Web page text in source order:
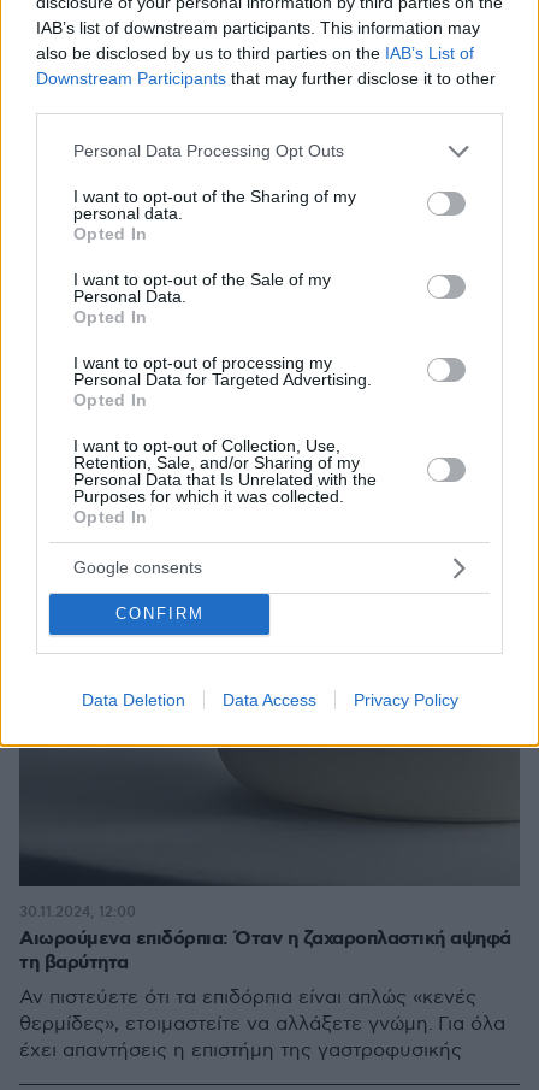
IAB’s list of downstream participants. This information may
also be disclosed by us to third parties on the IAB’s List of
Downstream Participants that may further disclose it to other
Please note that this website/app uses one or more Google
not limited to your visit or usage behaviour. You may click to
grant or deny consent to Google and its third-party tags to
use your data for below specified purposes in below Google
consent section.
Personal Data Processing Opt Outs
I want to opt-out of the Sharing of my
personal data.
Opted In
I want to opt-out of the Sale of my
Personal Data.
Opted In
I want to opt-out of processing my
Personal Data for Targeted Advertising.
Opted In
I want to opt-out of Collection, Use,
Retention, Sale, and/or Sharing of my
Personal Data that Is Unrelated with the
Purposes for which it was collected.
Opted In
Google consents
CONFIRM
Data Deletion Data Access Privacy Policy
Γιατί συνεχίζουμε να τρώμε ενώ έχουμε χορτάσει; Η
νέα θεωρία ενός Έλληνα ερευνητή της Οξφόρδης
Γιατί συνεχίζουμε να τρώμε ενώ έχουμε χορτάσει;
Έλληνας ερευνητής της Οξφόρδης εξηγεί γιατί ο
κορεσμός και η ικανοποίηση δεν είναι το ίδιο.
Αιωρούμενα επιδόρπια: Όταν η ζαχαροπλαστική αψηφά
τη βαρύτητα
Αν πιστεύετε ότι τα επιδόρπια είναι απλώς «κενές
θερμίδες», ετοιμαστείτε να αλλάξετε γνώμη. Για όλα
έχει απαντήσεις η επιστήμη της γαστροφυσικής
30.11.2024, 12:00